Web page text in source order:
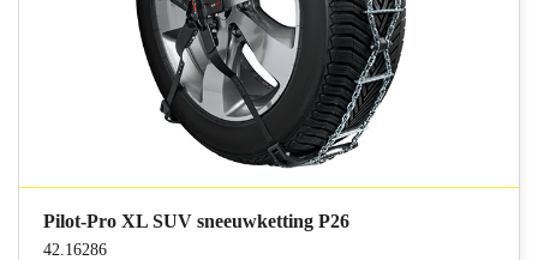
Pilot-Pro XL SUV sneeuwketting P26
42.16286